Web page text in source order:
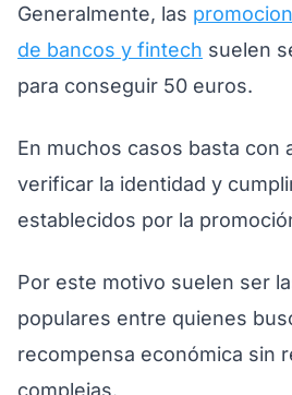
Generalmente, las
de bancos y fintech suelen
para conseguir 50 euros.
En muchos casos basta con
verificar la identidad y
establecidos por la
Por este motivo suelen ser
populares entre quienes
recompensa económica sin
complejas.